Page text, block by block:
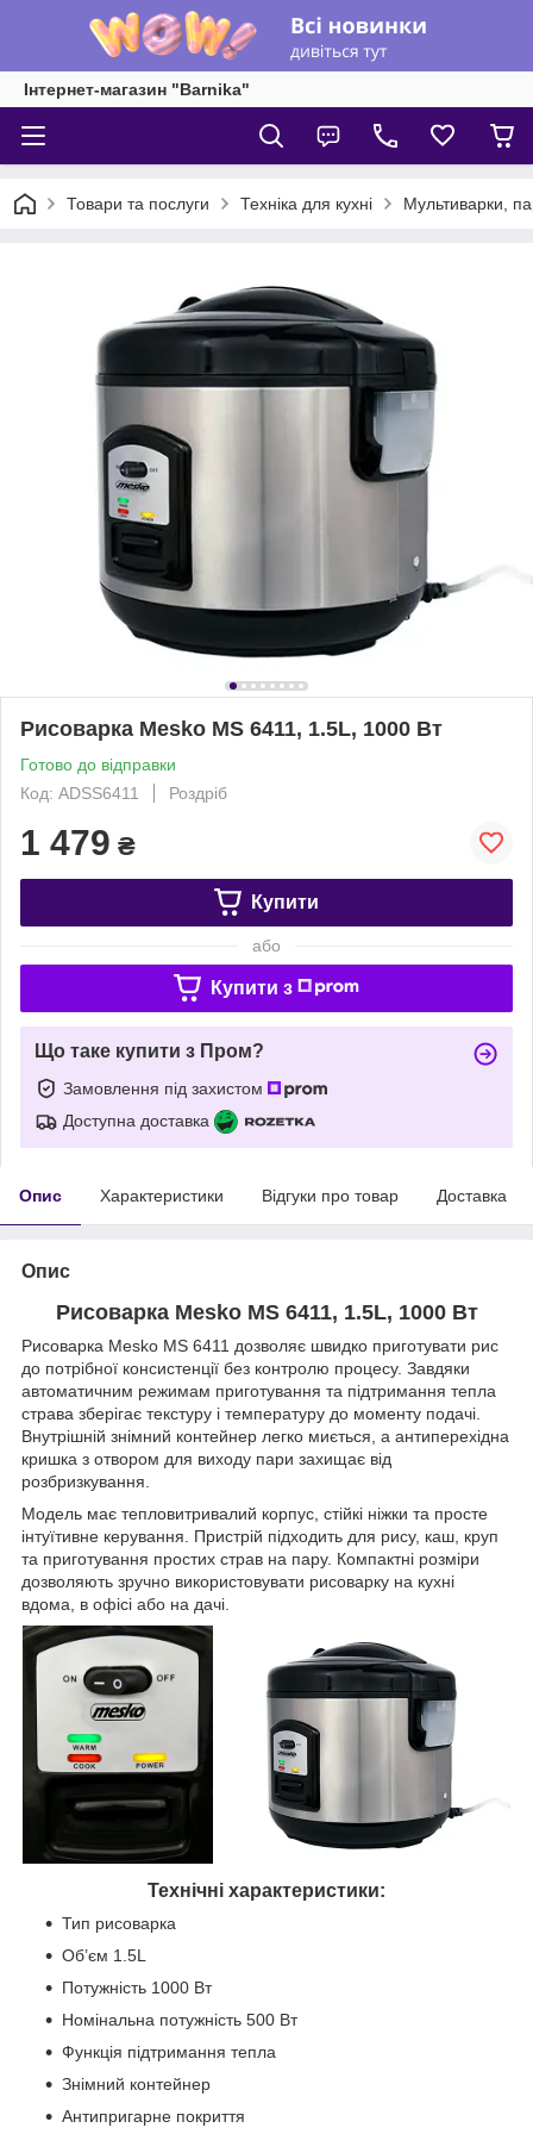
Інтернет-магазин "Barnika"
Товари та послуги Техніка для кухні Мультиварки,
Рисоварка Mesko MS 6411, 1.5L, 1000 Вт
Готово до відправки
Код: ADSS6411
Роздріб
1 479 ₴
Купити
або
Купити з
Що таке купити з Пром?
Замовлення під захистом
Доступна доставка
Опис Характеристики Відгуки про товар Доставка
Опис
Рисоварка Mesko MS 6411, 1.5L, 1000 Вт
Рисоварка Mesko MS 6411 дозволяє швидко приготувати рис
до потрібної консистенції без контролю процесу. Завдяки
автоматичним режимам приготування та підтримання тепла
страва зберігає текстуру і температуру до моменту подачі.
Внутрішній знімний контейнер легко миється, а антиперехідна
кришка з отвором для виходу пари захищає від
розбризкування.
Модель має тепловитривалий корпус, стійкі ніжки та просте
інтуїтивне керування. Пристрій підходить для рису, каш, круп
та приготування простих страв на пару. Компактні розміри
дозволяють зручно використовувати рисоварку на кухні
вдома, в офісі або на дачі.
Технічні характеристики:
Тип рисоварка
Об’єм 1.5L
Потужність 1000 Вт
Номінальна потужність 500 Вт
Функція підтримання тепла
Знімний контейнер
Антипригарне покриття